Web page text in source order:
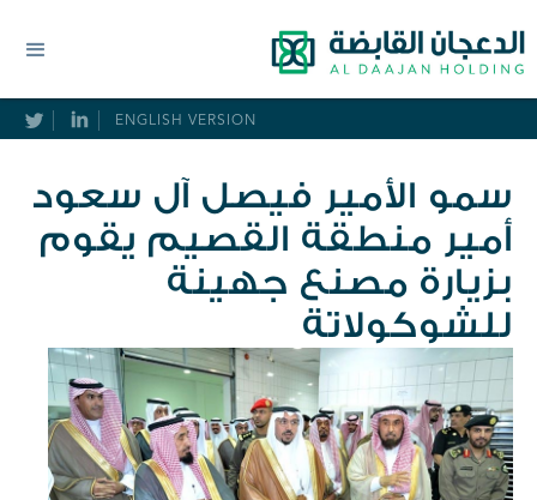
ENGLISH VERSION
سمو الأمير فيصل آل سعود
أمير منطقة القصيم يقوم
بزيارة مصنع جهينة
للشوكولاتة